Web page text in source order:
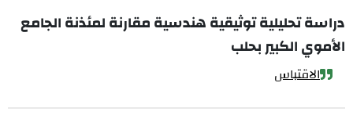
دراسة تحليلية توثيقية هندسية مقارنة لمئذنة الجامع
الأموي الكبير بحلب
الاقتباس